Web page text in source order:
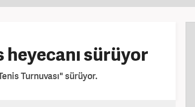
sürüyor
Turnuvası" sürüyor.